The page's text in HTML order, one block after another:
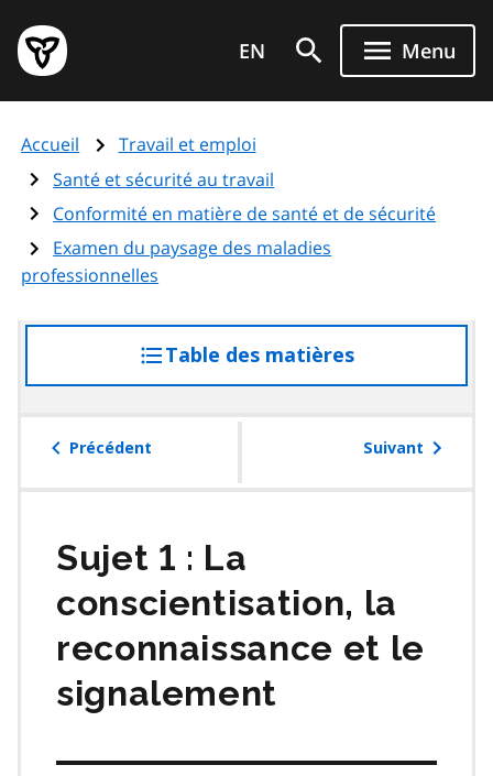
au
contenu
principal
Page
d'accueil
de
l'Ontario
EN Menu
Accueil
Travail et emploi
Santé et sécurité au travail
Conformité en matière de santé et de sécurité
Examen du paysage des maladies
professionnelles
Table des matières
à
table
Précédent Suivant
Sujet 1 : La
conscientisation, la
reconnaissance et le
signalement